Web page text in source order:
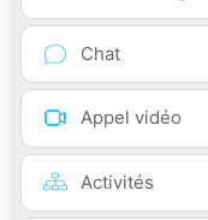
Chat
Appel vidéo
Activités